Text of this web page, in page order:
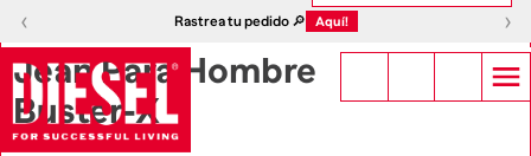
‹ Rastrea tu pedido 🔎 Aquí! ›
‹ ›
Jean Para Hombre
Buster-X